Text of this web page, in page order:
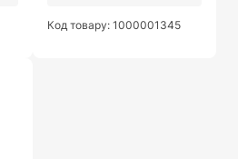
Код товару: 1000001345